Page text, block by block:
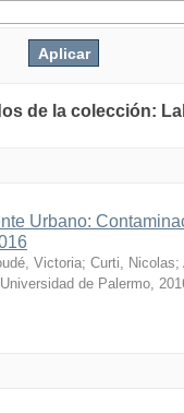
de la colección:
Urbano:
Victoria; Curti, Nicolas;
Universidad de Palermo,